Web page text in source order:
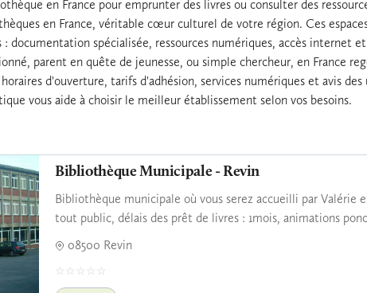
en France pour emprunter des livres ou consulter des
en France, véritable cœur culturel de votre région. Ces
documentation spécialisée, ressources numériques, accès internet
parent en quête de jeunesse, ou simple chercheur, en France
d'ouverture, tarifs d'adhésion, services numériques et avis
vous aide à choisir le meilleur établissement selon vos besoins.
Bibliothèque Municipale - Revin
Bibliothèque municipale où vous serez accueilli par
tout public, délais des prêt de livres : 1mois, animations
08500 Revin